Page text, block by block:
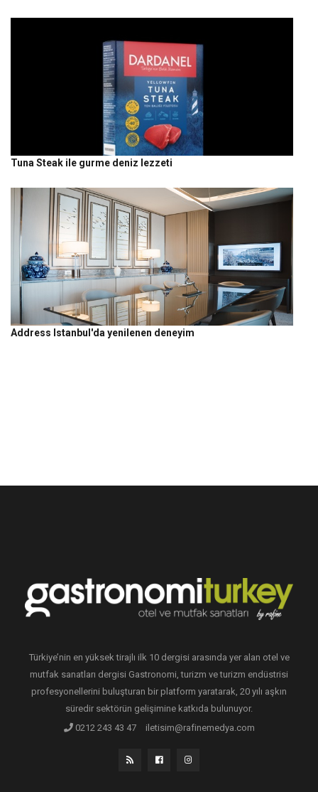
Tuna Steak ile gurme deniz lezzeti
Address Istanbul'da yenilenen deneyim
Türkiye’nin en yüksek tirajlı ilk 10 dergisi arasında yer alan otel ve
mutfak sanatları dergisi Gastronomi, turizm ve turizm endüstrisi
profesyonellerini buluşturan bir platform yaratarak, 20 yılı aşkın
süredir sektörün gelişimine katkıda bulunuyor.
0212 243 43 47
iletisim@rafinemedya.com